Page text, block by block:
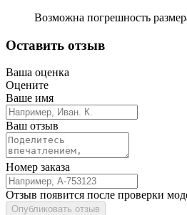
Возможна погрешность
Оставить отзыв
Ваша оценка
Оцените
Ваше имя
Ваш отзыв
Номер заказа
Отзыв появится после проверки
Опубликовать отзыв